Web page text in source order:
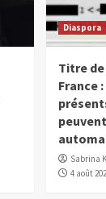
Diaspora
Titre
France
Sabrina
4 août